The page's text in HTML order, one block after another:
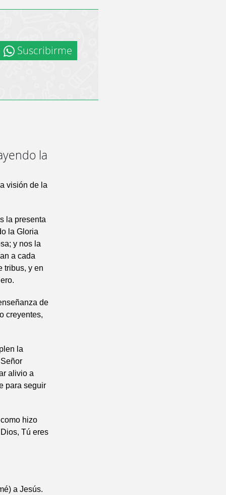
Suscribirme
la
visión de la
la presenta
la Gloria
y nos la
a cada
tribus, y en
de
creyentes,
la
alivio a
para seguir
hizo
Tú eres
a Jesús.